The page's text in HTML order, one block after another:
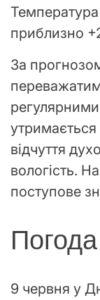
приблизно
За
відчуття
вологість.
поступове
9 червня у